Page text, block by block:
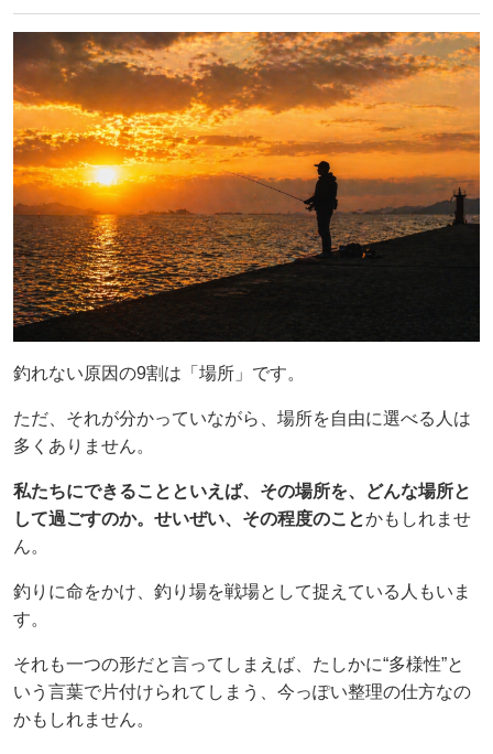
釣れない原因の9割は「場所」です。
ただ、それが分かっていながら、場所を自由に選べる人は
多くありません。
私たちにできることといえば、その場所を、どんな場所と
して過ごすのか。せいぜい、その程度のことかもしれませ
ん。
釣りに命をかけ、釣り場を戦場として捉えている人もいま
す。
それも一つの形だと言ってしまえば、たしかに“多様性”と
いう言葉で片付けられてしまう、今っぽい整理の仕方なの
かもしれません。